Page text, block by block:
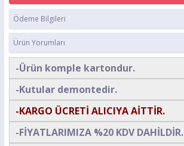
Ödeme Bilgileri
Ürün Yorumları
-Ürün komple kartondur.
-Kutular demontedir.
-KARGO ÜCRETİ ALICIYA AİTTİR.
-FİYATLARIMIZA %20 KDV DAHİLDİR.